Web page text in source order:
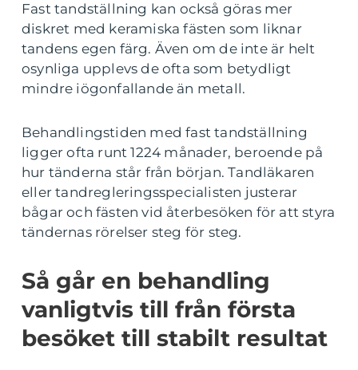
Fast tandställning kan också göras mer
diskret med keramiska fästen som liknar
tandens egen färg. Även om de inte är helt
osynliga upplevs de ofta som betydligt
mindre iögonfallande än metall.
Behandlingstiden med fast tandställning
ligger ofta runt 1224 månader, beroende på
hur tänderna står från början. Tandläkaren
eller tandregleringsspecialisten justerar
bågar och fästen vid återbesöken för att styra
tändernas rörelser steg för steg.
Så går en behandling
vanligtvis till från första
besöket till stabilt resultat